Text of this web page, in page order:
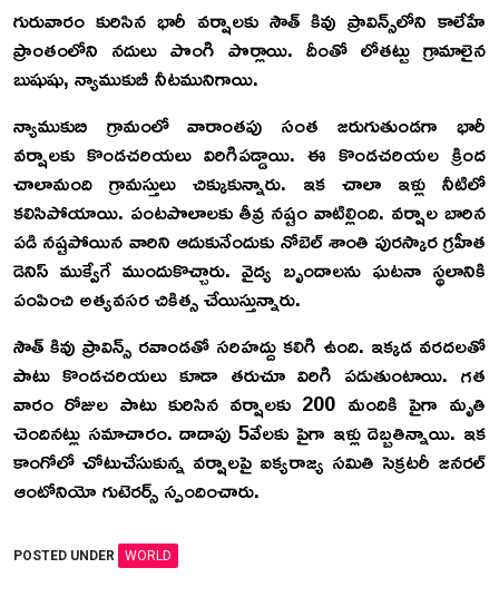
గురువారం కురిసిన భారీ వర్షాలకు సౌత్ కివు ప్రావిన్స్‌లోని కాలేహే
ప్రాంతంలోని నదులు పొంగి పొర్లాయి. దీంతో లోతట్టు గ్రామాలైన
బుషుషు, న్యాముకుబీ నీటమునిగాయి.
న్యాముకుబి గ్రామంలో వారాంతపు సంత జరుగుతుండగా భారీ
వర్షాలకు కొండచరియలు విరిగిపడ్డాయి. ఈ కొండచరియల క్రింద
చాలామంది గ్రామస్తులు చిక్కుకున్నారు. ఇక చాలా ఇళ్లు నీటిలో
కలిసిపోయాయి. పంటపొలాలకు తీవ్ర నష్టం వాటిల్లింది. వర్షాల బారిన
పడి నష్టపోయిన వారిని ఆదుకునేందుకు నోబెల్ శాంతి పురస్కార గ్రహీత
డెనిస్ ముక్వేగే ముందుకొచ్చారు. వైద్య బృందాలను ఘటనా స్థలానికి
పంపించి అత్యవసర చికిత్స చేయిస్తున్నారు.
సౌత్ కివు ప్రావిన్స్ రవాండతో సరిహద్దు కలిగి ఉంది. ఇక్కడ వరదలతో
పాటు కొండచరియలు కూడా తరుచూ విరిగి పడుతుంటాయి. గత
వారం రోజుల పాటు కురిసిన వర్షాలకు 200 మందికి పైగా మృతి
చెందినట్లు సమాచారం. దాదాపు 5వేలకు పైగా ఇళ్లు దెబ్బతిన్నాయి. ఇక
కాంగోలో చోటుచేసుకున్న వర్షాలపై ఐక్యరాజ్య సమితి సెక్రటరీ జనరల్
ఆంటోనియో గుటెరర్స్ స్పందించారు.
POSTED UNDER WORLD